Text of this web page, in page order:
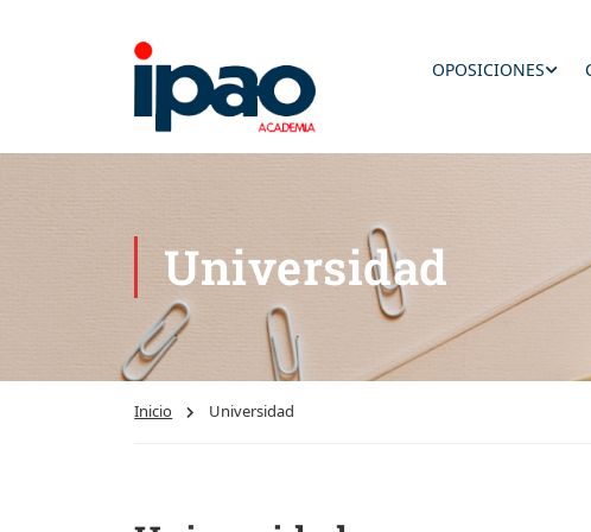
OPOSICIONES
Universidad
Inicio Universidad